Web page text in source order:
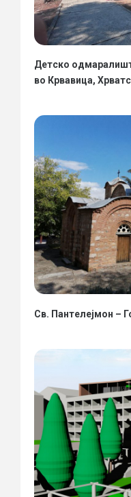
Детско
во Крвавица,
Св. Пантелејмон –